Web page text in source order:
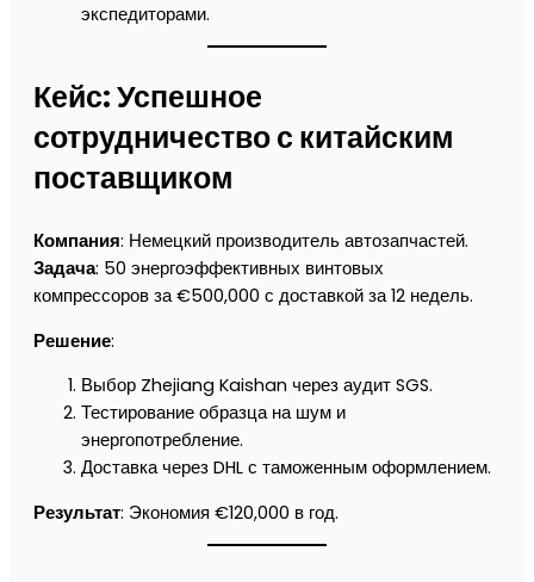
экспедиторами.
Кейс: Успешное
сотрудничество с китайским
поставщиком
Компания: Немецкий производитель автозапчастей.
Задача: 50 энергоэффективных винтовых
компрессоров за €500,000 с доставкой за 12 недель.
Решение:
Выбор Zhejiang Kaishan через аудит SGS.
Тестирование образца на шум и
энергопотребление.
Доставка через DHL с таможенным оформлением.
Результат: Экономия €120,000 в год.